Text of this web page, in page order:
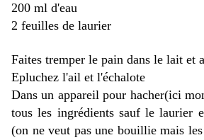
200 ml d'eau
2 feuilles de laurier
Faites tremper le pain dans le lait et
Epluchez l'ail et l'échalote
Dans un appareil pour hacher(ici
tous les ingrédients sauf le laurier
(on ne veut pas une bouillie mais